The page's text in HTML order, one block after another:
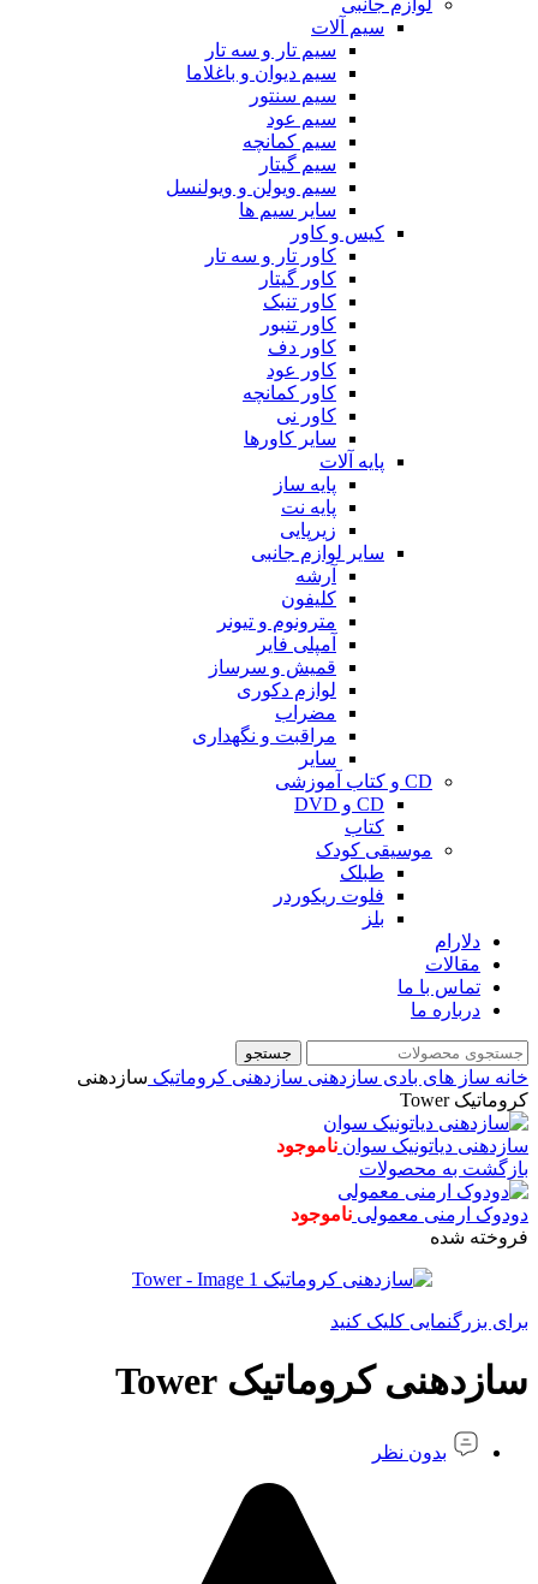
لوازم جانبی
سیم آلات
سیم تار و سه تار
سیم دیوان و باغلاما
سیم سنتور
سیم عود
سیم کمانچه
سیم گیتار
سیم ویولن و ویولنسل
سایر سیم ها
کیس و کاور
کاور تار و سه تار
کاور گیتار
کاور تنبک
کاور تنبور
کاور دف
کاور عود
کاور کمانچه
کاور نی
سایر کاورها
پایه آلات
پایه ساز
پایه نت
زیرپایی
سایر لوازم جانبی
آرشه
کلیفون
مترونوم و تیونر
آمپلی فایر
قمیش و سرساز
لوازم دکوری
مضراب
مراقبت و نگهداری
سایر
CD و کتاب آموزشی
CD و DVD
کتاب
موسیقی کودک
طبلک
فلوت ریکوردر
بلز
دلارام
مقالات
تماس با ما
درباره ما
جستجو
خانه ساز های بادی سازدهنی سازدهنی کروماتیک سازدهنی
کروماتیک Tower
سازدهنی دیاتونیک سوان ناموجود
بازگشت به محصولات
دودوک ارمنی معمولی ناموجود
فروخته شده
برای بزرگنمایی کلیک کنید
سازدهنی کروماتیک Tower
بدون نظر